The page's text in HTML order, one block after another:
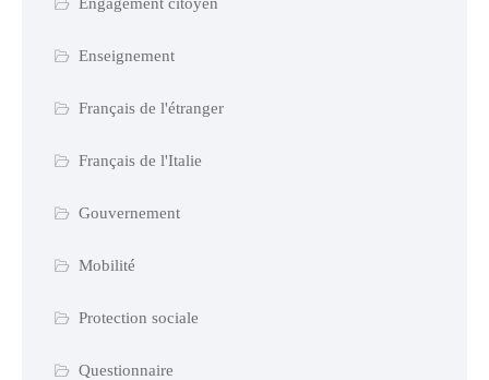
Enseignement
Français de l'étranger
Français de l'Italie
Gouvernement
Mobilité
Protection sociale
Questionnaire